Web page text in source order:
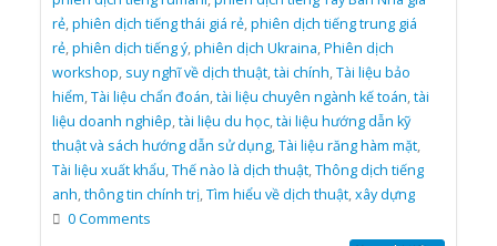
rẻ,phiên dịch tiếng thái giá rẻ,phiên dịch tiếng trung giá
rẻ,phiên dịch tiếng ý,phiên dịch Ukraina,Phiên dịch
workshop, suy nghĩ về dịch thuật,tài chính,Tài liệu bảo
hiểm,Tài liệu chẩn đoán,tài liệu chuyên ngành kế toán,tài
liệu doanh nghiêp,tài liệu du học,tài liệu hướng dẫn kỹ
thuật và sách hướng dẫn sử dụng,Tài liệu răng hàm mặt,
Tài liệu xuất khẩu,Thế nào là dịch thuật,Thông dịch tiếng
anh,thông tin chính trị,Tìm hiểu về dịch thuật,xây dựng
0 Comments